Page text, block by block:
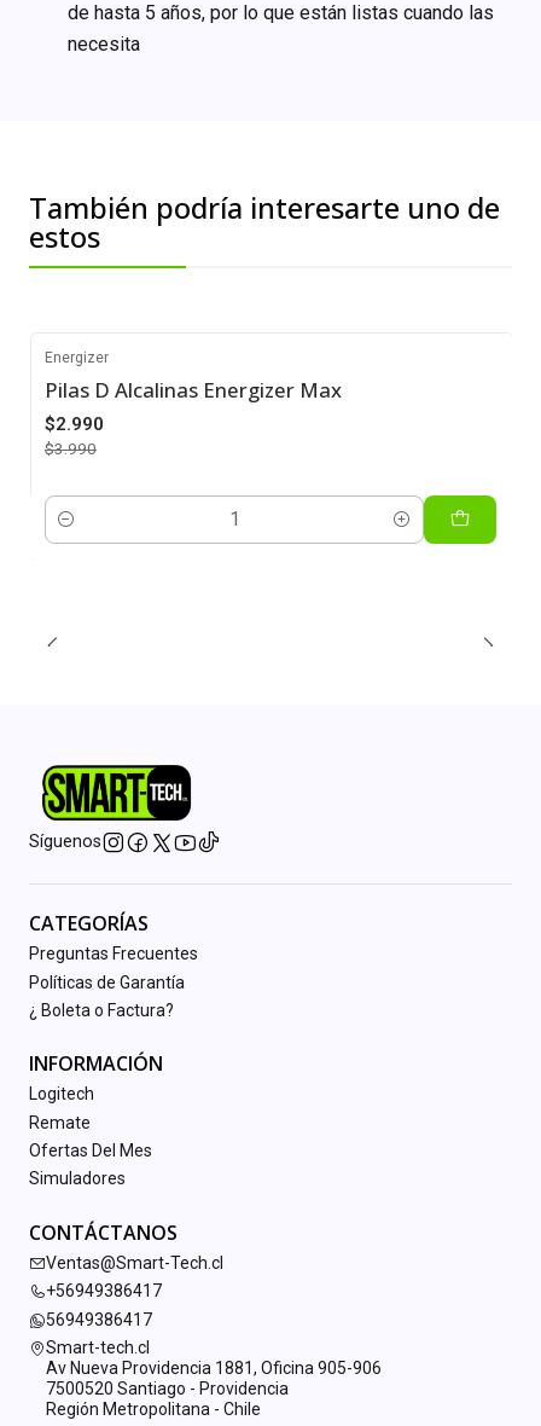
de hasta 5 años, por lo que están listas cuando las
necesita
También podría interesarte uno de
estos
-25%
Energizer
Pilas D Alcalinas Energizer Max
$2.990
$3.990
Cantidad
Síguenos
CATEGORÍAS
Preguntas Frecuentes
Políticas de Garantía
¿ Boleta o Factura?
INFORMACIÓN
Logitech
Remate
Ofertas Del Mes
Simuladores
CONTÁCTANOS
Ventas@Smart-Tech.cl
+56949386417
56949386417
Smart-tech.cl
Av Nueva Providencia 1881, Oficina 905-906
7500520 Santiago - Providencia
Región Metropolitana - Chile